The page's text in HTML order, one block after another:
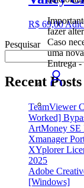
fazer
Caso
uma
Entrega -
R$ 69,00
Pesquisar
Recent Posts
TeamViewer
Worked]
ArtMoney SE
Xmanager
XYplorer
2025
Adobe
[Windows]